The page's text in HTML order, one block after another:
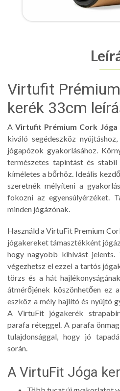
Virtufit
kerék 33cm
AVirtufit Prémium Cork Jóga
kiváló segédeszköz
jógapózok gyakorlásához.
természetes tapintást és
kíméletes a bőrhöz. Ideális
szeretnék mélyíteni a
fokozni az egyensúlyérzéket.
minden jógázónak.
Használd a VirtuFit Premium
jógakereket támasztékként
hogy nagyobb kihívást
végezhetsz el ezzel a tartós
törzs és a hát
átmérőjének köszönhetően ez
eszköz a mély hajlító és nyújtó
A VirtuFit jógakerék
parafa réteggel. A parafa
tulajdonsággal, hogy jó
során.
A VirtuFit Jóga